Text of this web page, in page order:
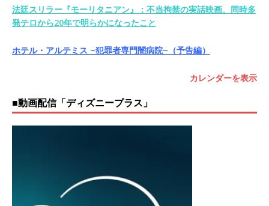
法廷スリラー『モーリタニアン』：不当拘禁の実話映画、同時多
発テロから20年で明らかになったこと
ホテル・アルテミス ~犯罪者専門闇病院~（予告編）
カレンダーを表示
■動画配信「ディズニープラス」